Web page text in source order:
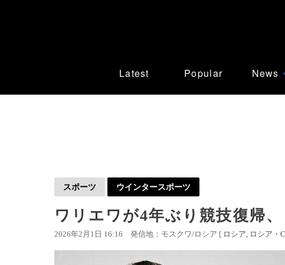
Latest Popular News
スポーツ ウインタースポーツ
ワリエワが4年ぶり競技復帰
2026年2月1日 16:16 発信地：モスクワ/ロシア [ ロシア ロシア・